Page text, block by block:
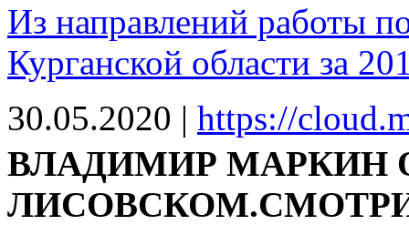
Из направлений работы
Курганской области за
30.05.2020 | https://
ВЛАДИМИР МАРКИН